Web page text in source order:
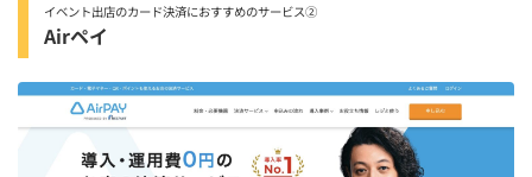
イベント出店のカード決済におすすめのサービス②
Airペイ